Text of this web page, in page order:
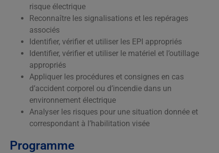
risque électrique
Reconnaître les signalisations et les repérages
associés
Identifier, vérifier et utiliser les EPI appropriés
Identifier, vérifier et utiliser le matériel et l’outillage
appropriés
Appliquer les procédures et consignes en cas
d’accident corporel ou d’incendie dans un
environnement électrique
Analyser les risques pour une situation donnée et
correspondant à l’habilitation visée
Programme